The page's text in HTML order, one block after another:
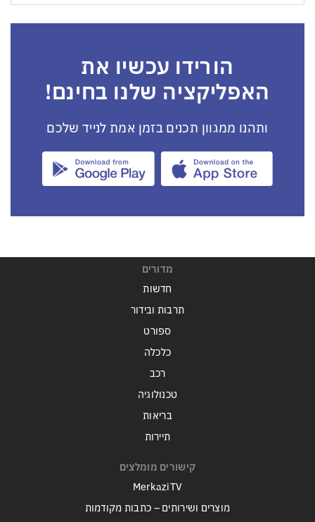
הורידו עכשיו את
האפליקציה שלנו בחינם!
ותהנו ממגוון תכנים בזמן אמת לנייד שלכם
מדורים
חדשות
תרבות ובידור
ספורט
כלכלה
רכב
טכנולוגיה
בריאות
תיירות
קישורים מומלצים
MerkaziTV
מוצרים ושירותים – כתבות מקודמות